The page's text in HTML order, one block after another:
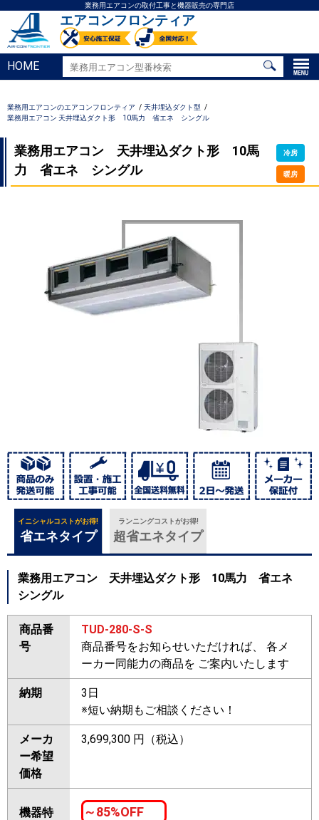
業務用エアコンの取付工事と機器販売の専門店
エアコンフロンティア
HOME
業務用エアコンのエアコンフロンティア
天井埋込ダクト型
業務用エアコン 天井埋込ダクト形 10馬力 省エネ シングル
業務用エアコン 天井埋込ダクト形 10馬
力 省エネ シングル
冷房
暖房
イニシャルコストがお得!
省エネタイプ
ランニングコストがお得!
超省エネタイプ
業務用エアコン 天井埋込ダクト形 10馬力 省エネ
シングル
商品番
号
TUD-280-S-S
商品番号をお知らせいただければ、 各メ
ーカー同能力の商品を ご案内いたします
納期
3日
※短い納期もご相談ください！
メーカ
ー希望
価格
3,699,300 円（税込）
機器特
～85%OFF